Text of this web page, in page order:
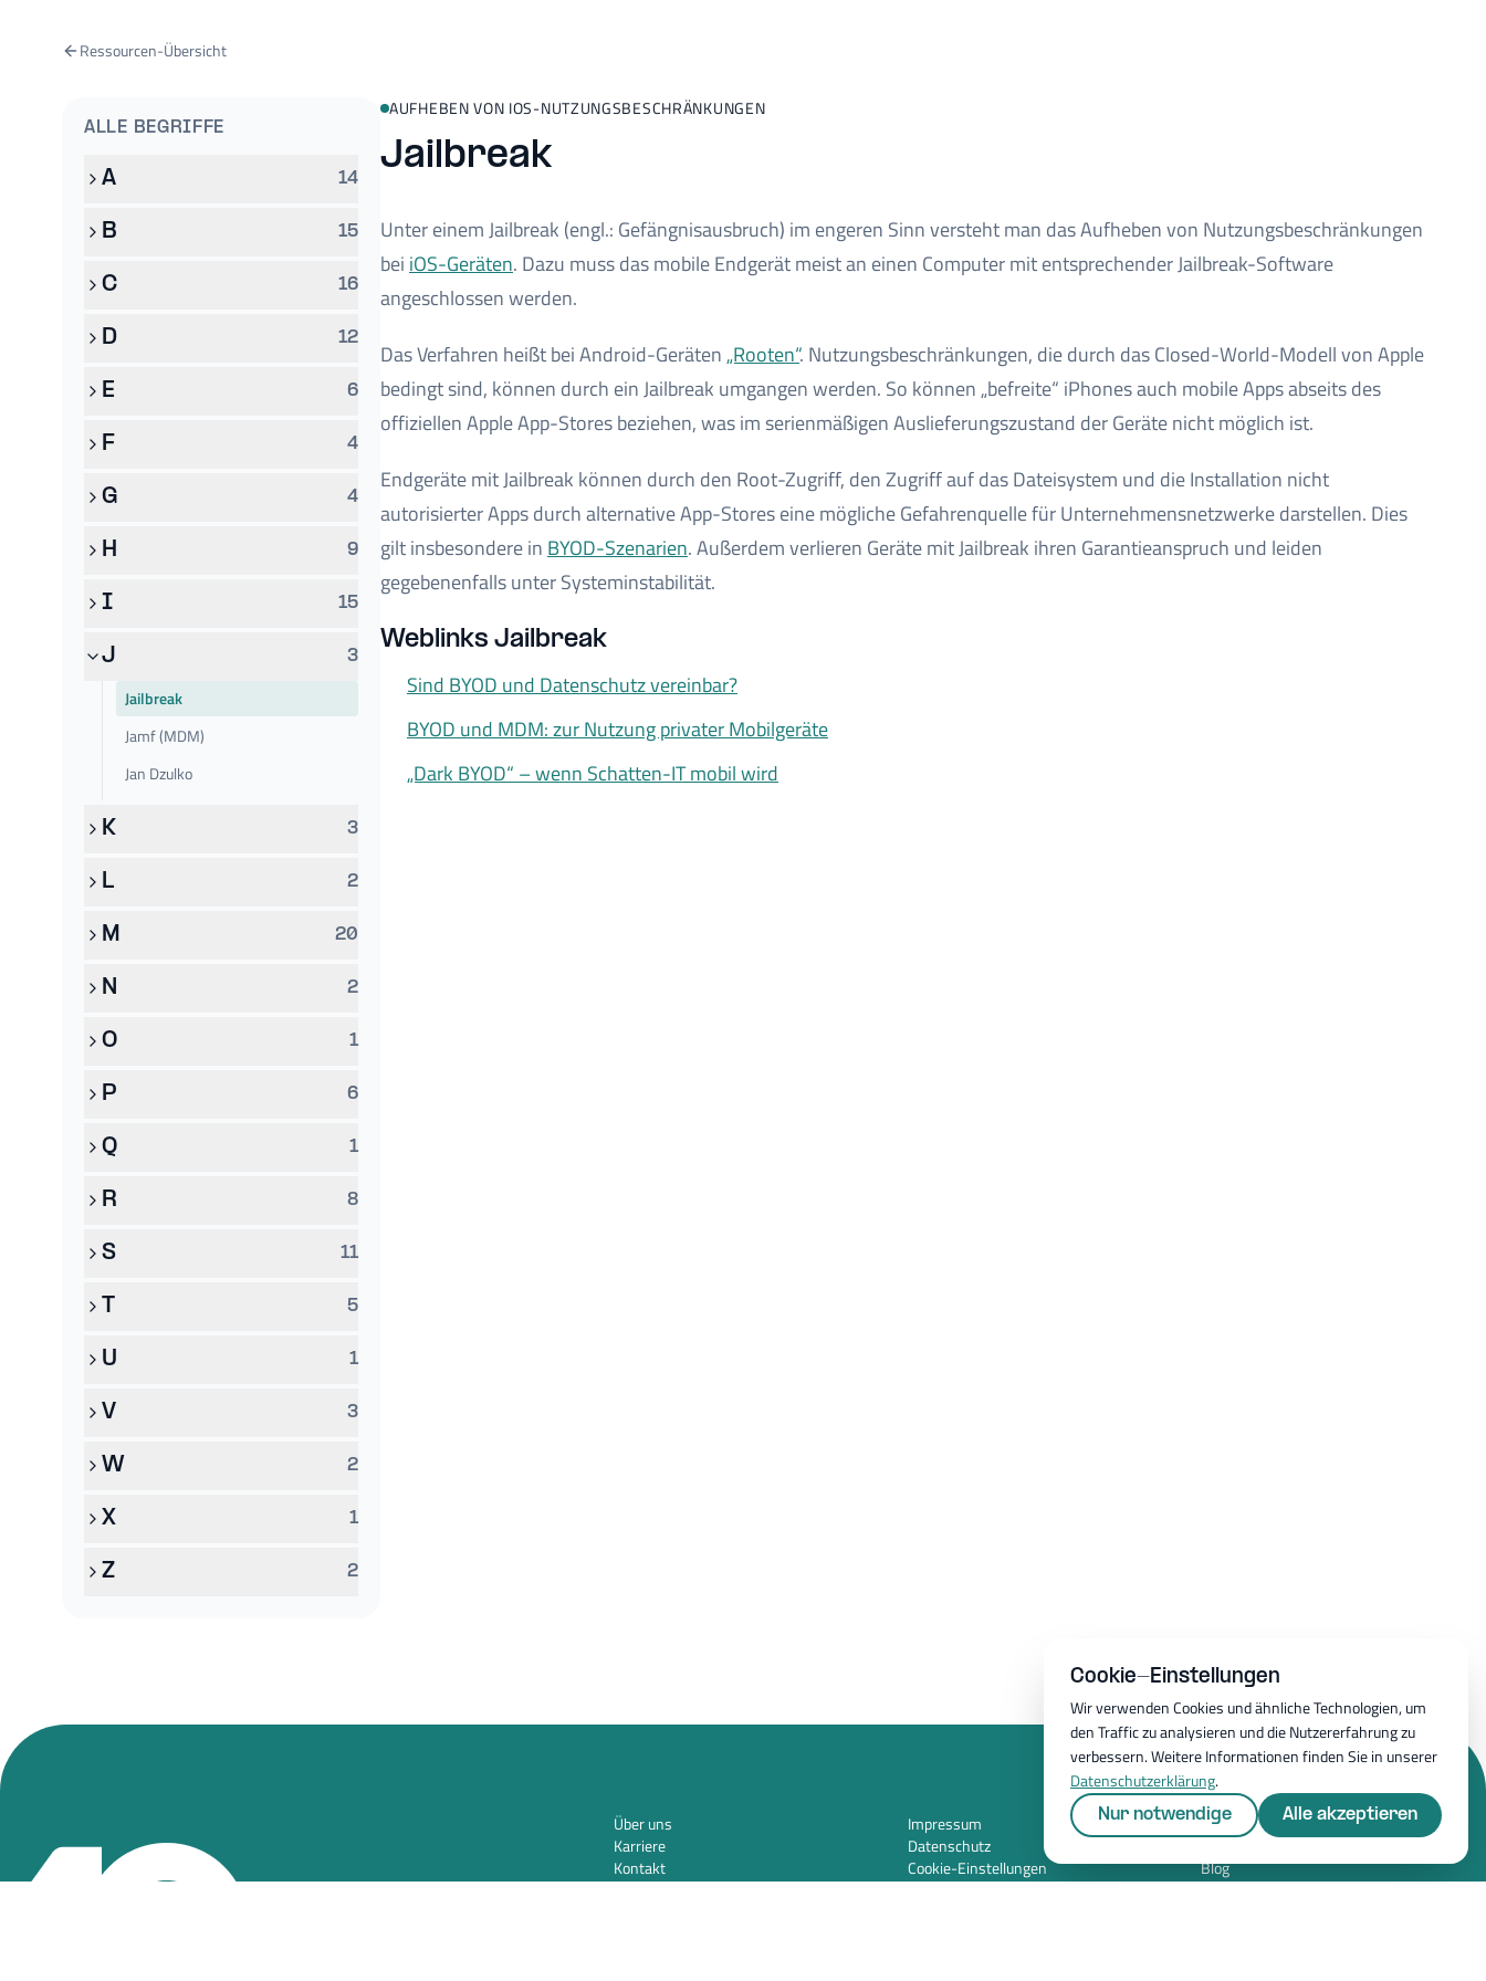
Ressourcen-Übersicht
ALLE BEGRIFFE
A 14
B 15
C 16
D 12
E 6
F 4
G 4
H 9
I 15
J 3
Jailbreak
Jamf (MDM)
Jan Dzulko
K 3
L 2
M 20
N 2
O 1
P 6
Q 1
R 8
S 11
T 5
U 1
V 3
W 2
X 1
Z 2
AUFHEBEN VON IOS-NUTZUNGSBESCHRÄNKUNGEN
Jailbreak
Unter einem Jailbreak (engl.: Gefängnisausbruch) im engeren Sinn versteht man das Aufheben von Nutzungsbeschränkungen
bei iOS-Geräten. Dazu muss das mobile Endgerät meist an einen Computer mit entsprechender Jailbreak-Software
angeschlossen werden.
Das Verfahren heißt bei Android-Geräten„Rooten“. Nutzungsbeschränkungen, die durch das Closed-World-Modell von Apple
bedingt sind, können durch ein Jailbreak umgangen werden. So können „befreite“ iPhones auch mobile Apps abseits des
offiziellen Apple App-Stores beziehen, was im serienmäßigen Auslieferungszustand der Geräte nicht möglich ist.
Endgeräte mit Jailbreak können durch den Root-Zugriff, den Zugriff auf das Dateisystem und die Installation nicht
autorisierter Apps durch alternative App-Stores eine mögliche Gefahrenquelle für Unternehmensnetzwerke darstellen. Dies
gilt insbesondere in BYOD-Szenarien. Außerdem verlieren Geräte mit Jailbreak ihren Garantieanspruch und leiden
gegebenenfalls unter Systeminstabilität.
Weblinks Jailbreak
Sind BYOD und Datenschutz vereinbar?
BYOD und MDM: zur Nutzung privater Mobilgeräte
„Dark BYOD“ – wenn Schatten-IT mobil wird
Über uns
Karriere
Kontakt
Impressum
Datenschutz
Cookie-Einstellungen
Ressourcen
Blog
Cookie-Einstellungen
Wir verwenden Cookies und ähnliche Technologien, um
den Traffic zu analysieren und die Nutzererfahrung zu
verbessern. Weitere Informationen finden Sie in unserer
Datenschutzerklärung.
Nur notwendige Alle akzeptieren